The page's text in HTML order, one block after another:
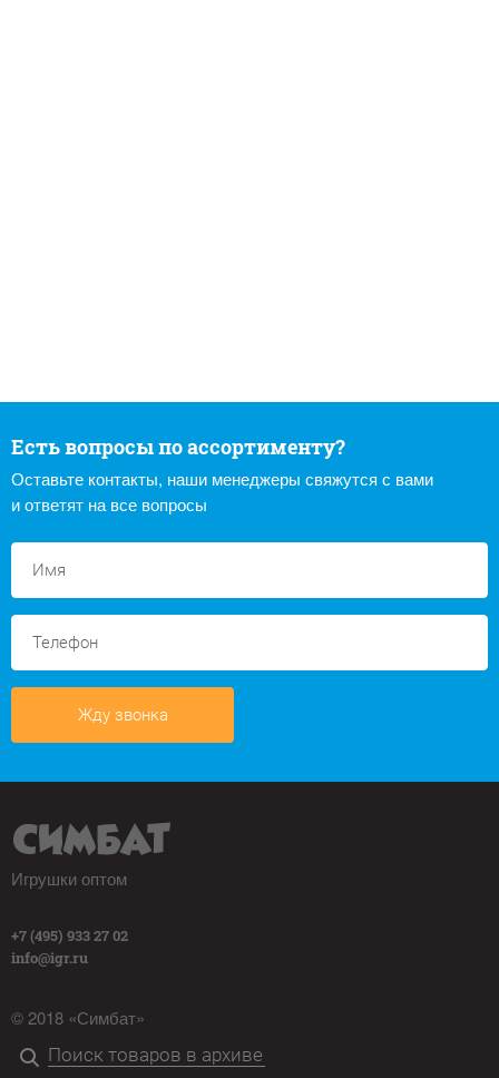
Есть вопросы по ассортименту?
Оставьте контакты, наши менеджеры свяжутся с вами
и ответят на все вопросы
Жду звонка
Игрушки оптом
+7 (495) 933 27 02
info@igr.ru
© 2018 «Симбат»